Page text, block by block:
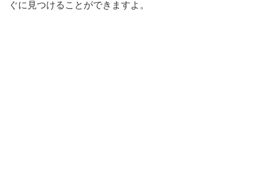
ぐに見つけることができますよ。